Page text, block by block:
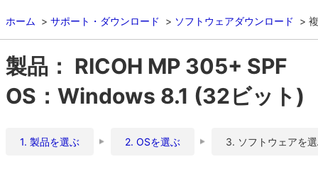
ホーム サポート・ダウンロード ソフトウェアダウンロード
製品： RICOH MP 305+ SPF
OS：Windows 8.1 (32ビット)
1. 製品を選ぶ 2. OSを選ぶ 3. ソフトウェアを